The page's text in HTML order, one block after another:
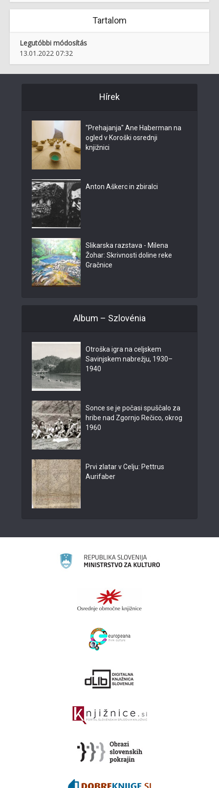
Tartalom
Legutóbbi módosítás
13.01.2022 07:32
Hírek
"Prehajanja" Ane Haberman na
ogled v Koroški osrednji
knjižnici
Anton Aškerc in zbiralci
Slikarska razstava - Milena
Žohar: Skrivnosti doline reke
Gračnice
Album – Szlovénia
Otroška igra na celjskem
Savinjskem nabrežju, 1930–
1940
Sonce se je počasi spuščalo za
hribe nad Zgornjo Rečico, okrog
1960
Prvi zlatar v Celju: Pettrus
Aurifaber